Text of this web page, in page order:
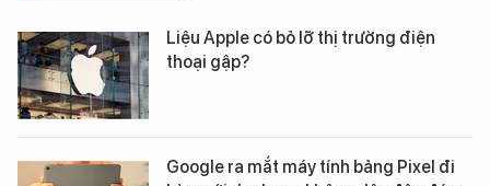
Liệu Apple có bỏ lỡ thị trường điện
thoại gập?
Google ra mắt máy tính bảng Pixel đi